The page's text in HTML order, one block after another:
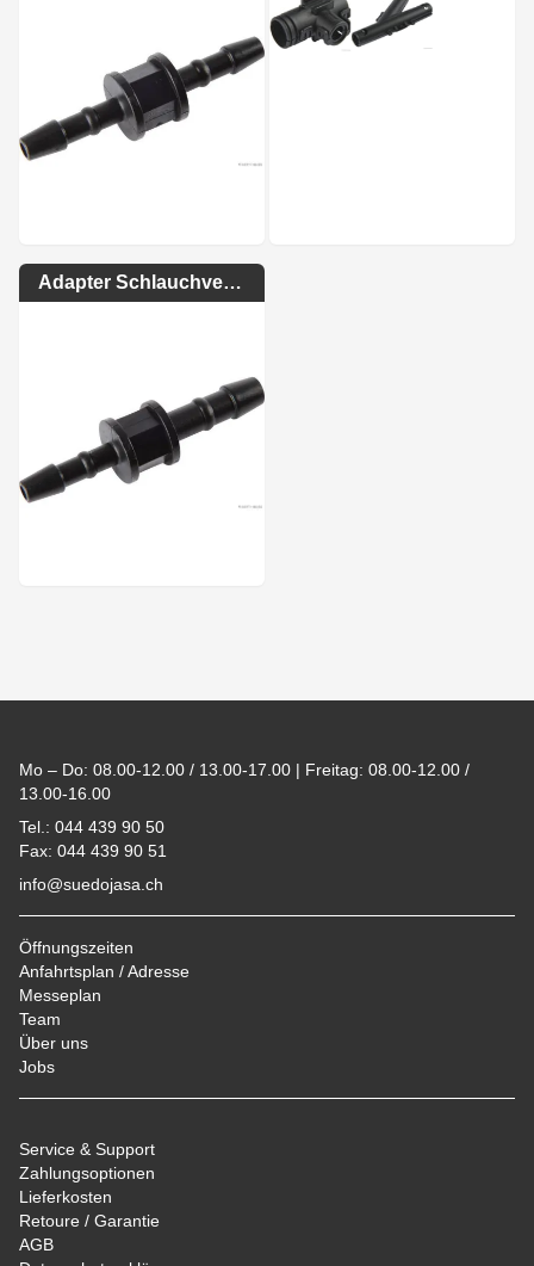
Adapter Schlauchverbinder
Mo – Do: 08.00-12.00 / 13.00-17.00 | Freitag: 08.00-12.00 /
13.00-16.00
Tel.: 044 439 90 50
Fax: 044 439 90 51
info@suedojasa.ch
Öffnungszeiten
Anfahrtsplan / Adresse
Messeplan
Team
Über uns
Jobs
Service & Support
Zahlungsoptionen
Lieferkosten
Retoure / Garantie
AGB